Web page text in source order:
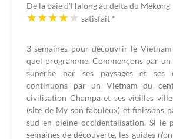
De la baie d'Halong au delta du Mékong
satisfait *
3 semaines pour découvrir le
quel programme. Commençons par
superbe par ses paysages et ses
continuons par un Vietnam du
civilisation Champa et ses vieilles
(site de My son fabuleux) et finissons
sud en pleine occidentalisation. Si le
semaines de découverte, les guides